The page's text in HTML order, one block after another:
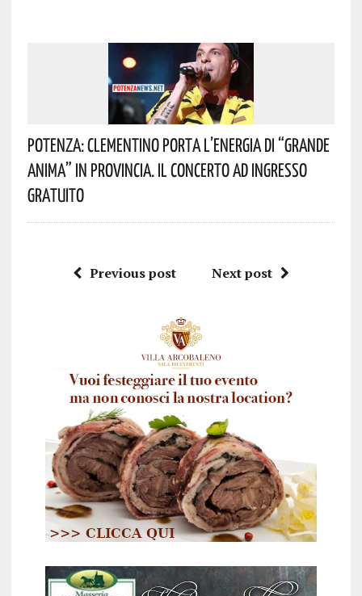
Potenza: Clementino Porta L’energia Di “Grande
Anima” In Provincia. Il Concerto Ad Ingresso
Gratuito
Previous post Next post